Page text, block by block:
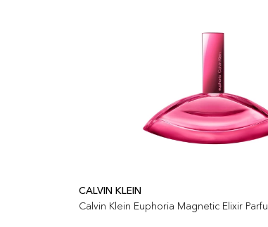
CALVIN KLEIN
Calvin Klein Euphoria Magnetic Elixir